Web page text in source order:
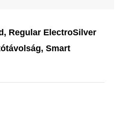
Regular ElectroSilver
Smart